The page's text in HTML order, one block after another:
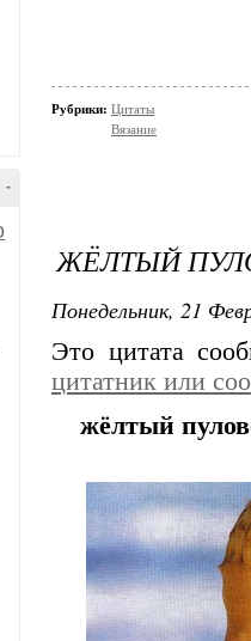
-
Рубрики: Цитаты
Вязание
ЖЁЛТЫЙ
Понедельник, 21
Это цитата
цитатник или
жёлтый